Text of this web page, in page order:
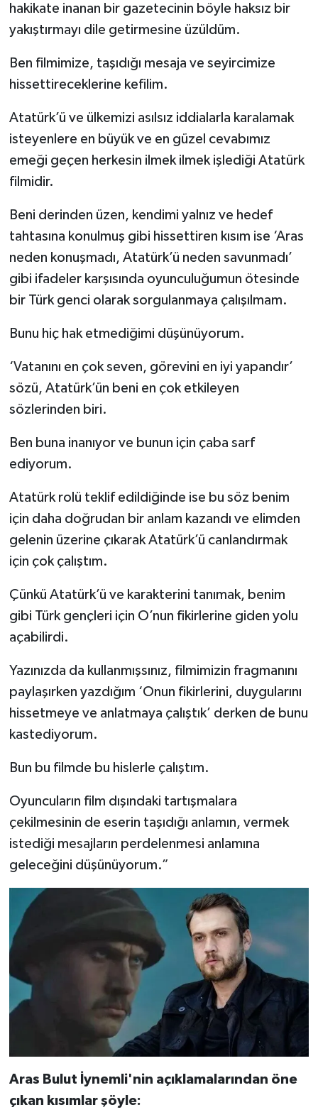
hakikate inanan bir gazetecinin böyle haksız bir
yakıştırmayı dile getirmesine üzüldüm.
Ben filmimize, taşıdığı mesaja ve seyircimize
hissettireceklerine kefilim.
Atatürk’ü ve ülkemizi asılsız iddialarla karalamak
isteyenlere en büyük ve en güzel cevabımız
emeği geçen herkesin ilmek ilmek işlediği Atatürk
filmidir.
Beni derinden üzen, kendimi yalnız ve hedef
tahtasına konulmuş gibi hissettiren kısım ise ‘Aras
neden konuşmadı, Atatürk’ü neden savunmadı’
gibi ifadeler karşısında oyunculuğumun ötesinde
bir Türk genci olarak sorgulanmaya çalışılmam.
Bunu hiç hak etmediğimi düşünüyorum.
‘Vatanını en çok seven, görevini en iyi yapandır’
sözü, Atatürk’ün beni en çok etkileyen
sözlerinden biri.
Ben buna inanıyor ve bunun için çaba sarf
ediyorum.
Atatürk rolü teklif edildiğinde ise bu söz benim
için daha doğrudan bir anlam kazandı ve elimden
gelenin üzerine çıkarak Atatürk’ü canlandırmak
için çok çalıştım.
Çünkü Atatürk’ü ve karakterini tanımak, benim
gibi Türk gençleri için O’nun fikirlerine giden yolu
açabilirdi.
Yazınızda da kullanmışsınız, filmimizin fragmanını
paylaşırken yazdığım ‘Onun fikirlerini, duygularını
hissetmeye ve anlatmaya çalıştık’ derken de bunu
kastediyorum.
Bun bu filmde bu hislerle çalıştım.
Oyuncuların film dışındaki tartışmalara
çekilmesinin de eserin taşıdığı anlamın, vermek
istediği mesajların perdelenmesi anlamına
geleceğini düşünüyorum.”
Aras Bulut İynemli'nin açıklamalarından öne
çıkan kısımlar şöyle: